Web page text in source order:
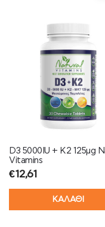
D3 5000IU + K2 125μg
Vitamins
€12,61
ΚΑΛΑΘΙ